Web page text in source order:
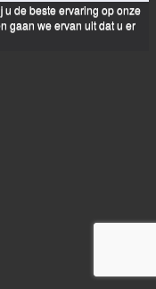
u de beste ervaring op onze
gaan we ervan uit dat u er